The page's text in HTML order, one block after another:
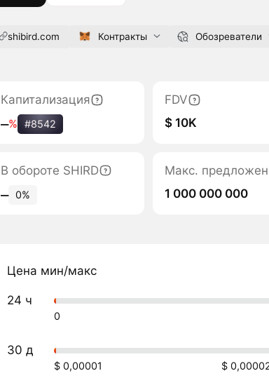
shibird.com Контракты Обозреватели
Капитализация
‒% #8542
FDV
$ 10K
В обороте SHIRD
‒ 0%
Макс.
1 000 000 000
Цена мин/макс
24 ч
0
30 д
$ 0,00001 $